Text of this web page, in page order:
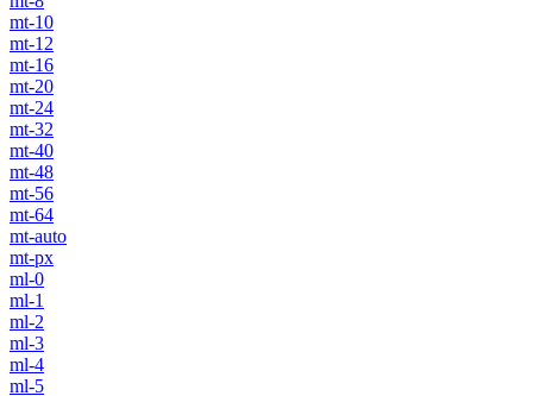
mt-10
mt-12
mt-16
mt-20
mt-24
mt-32
mt-40
mt-48
mt-56
mt-64
mt-auto
mt-px
ml-0
ml-1
ml-2
ml-3
ml-4
ml-5